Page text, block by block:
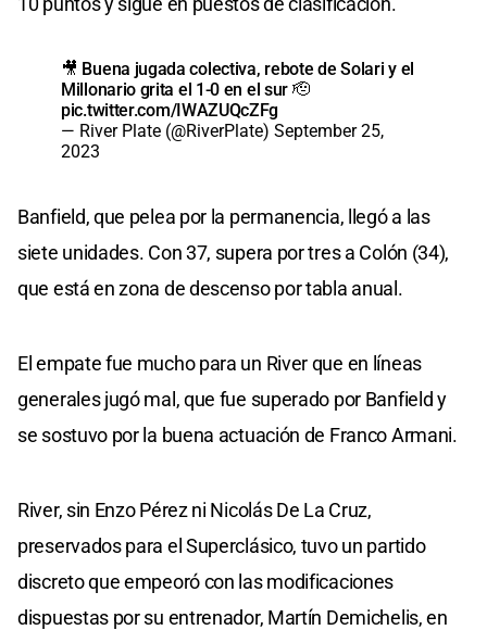
🎥 Buena jugada colectiva, rebote de Solari y el
Millonario grita el 1-0 en el sur 🫡
pic.twitter.com/IWAZUQcZFg
— River Plate (@RiverPlate) September 25,
2023
Banfield, que pelea por la permanencia, llegó a las
siete unidades. Con 37, supera por tres a Colón (34),
que está en zona de descenso por tabla anual.
El empate fue mucho para un River que en líneas
generales jugó mal, que fue superado por Banfield y
se sostuvo por la buena actuación de Franco Armani.
River, sin Enzo Pérez ni Nicolás De La Cruz,
preservados para el Superclásico, tuvo un partido
discreto que empeoró con las modificaciones
dispuestas por su entrenador, Martín Demichelis, en